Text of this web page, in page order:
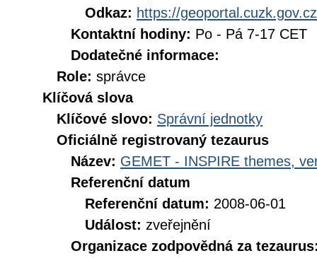
Odkaz: https://geoportal.cuzk.gov.cz
Kontaktní hodiny: Po - Pá 7-17 CET
Dodatečné informace:
Role: správce
Klíčová slova
Klíčové slovo: Správní jednotky
Oficiálně registrovaný tezaurus
Název: GEMET - INSPIRE themes,
Referenční datum
Referenční datum: 2008-06-01
Událost: zveřejnění
Organizace zodpovědná za